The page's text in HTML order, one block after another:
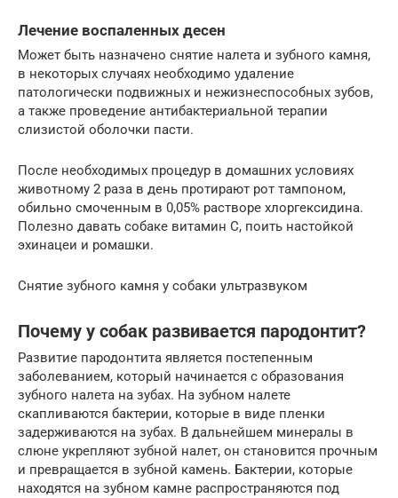
Лечение воспаленных десен
Может быть назначено снятие налета и зубного камня,
в некоторых случаях необходимо удаление
патологически подвижных и нежизнеспособных зубов,
а также проведение антибактериальной терапии
слизистой оболочки пасти.
После необходимых процедур в домашних условиях
животному 2 раза в день протирают рот тампоном,
обильно смоченным в 0,05% растворе хлоргексидина.
Полезно давать собаке витамин С, поить настойкой
эхинацеи и ромашки.
Снятие зубного камня у собаки ультразвуком
Почему у собак развивается пародонтит?
Развитие пародонтита является постепенным
заболеванием, который начинается с образования
зубного налета на зубах. На зубном налете
скапливаются бактерии, которые в виде пленки
задерживаются на зубах. В дальнейшем минералы в
слюне укрепляют зубной налет, он становится прочным
и превращается в зубной камень. Бактерии, которые
находятся на зубном камне распространяются под